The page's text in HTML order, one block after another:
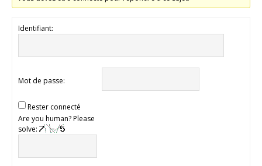
Identifiant:
Mot de passe:
Rester connecté
Are you human? Please
solve: